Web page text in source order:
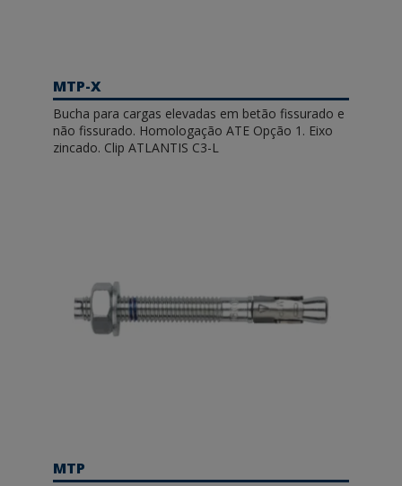
MTP-X
Bucha para cargas elevadas em betão fissurado e
não fissurado. Homologação ATE Opção 1. Eixo
zincado. Clip ATLANTIS C3-L
MTP